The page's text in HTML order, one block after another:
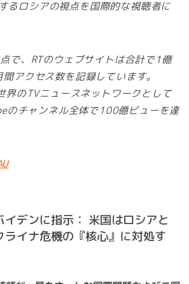
るロシアの視点を国際的な視聴者に
で、RTのウェブサイトは合計で1億
アクセス数を記録しています。
界のTVニュースネットワークとして
のチャンネル全体で100億ビューを達
イデンに指示： 米国はロシアと
ライナ危機の『核心』に対処す